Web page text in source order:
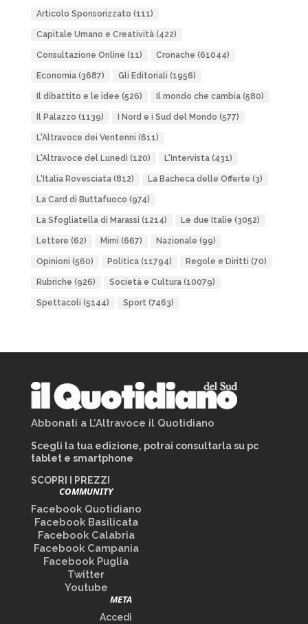
Articolo Sponsorizzato (111)
Capitale Umano e Creatività(422)
Consultazione Online (11) Cronache (61044)
Economia(3687) Gli Editoriali (1956)
Il dibattito e le idee (526) Il mondo che cambia(580)
Il Palazzo (1139) I Nord e i Sud del Mondo (577)
L'Altravoce dei Ventenni (611)
L'Altravoce del Lunedì (120) L'Intervista(431)
L'Italia Rovesciata(812) La Bacheca delle Offerte (3)
La Card di Buttafuoco (974)
La Sfogliatella di Marassi (1214) Le due Italie (3052)
Lettere (62) Mimì (667) Nazionale (99)
Opinioni (560) Politica(11794) Regole e Diritti (70)
Rubriche (926) Società e Cultura(10079)
Spettacoli (5144) Sport(7463)
Abbonati a L’Altravoce il Quotidiano
Scegli la tua edizione, potrai consultarla su pc
tablet e smartphone
SCOPRI I PREZZI
COMMUNITY
Facebook Quotidiano
Facebook Basilicata
Facebook Calabria
Facebook Campania
Facebook Puglia
Twitter
Youtube
META
Accedi